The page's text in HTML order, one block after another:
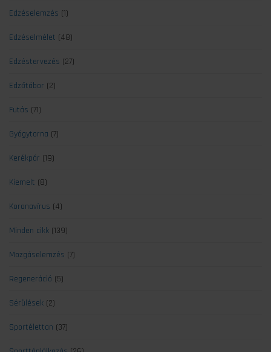
Edzéselemzés (1)
Edzéselmélet (48)
Edzéstervezés (27)
Edzőtábor (2)
Futás (71)
Gyógytorna (7)
Kerékpár (19)
Kiemelt (8)
Koronavírus (4)
Minden cikk (139)
Mozgáselemzés (7)
Regeneráció (5)
Sérülések (2)
Sportélettan (37)